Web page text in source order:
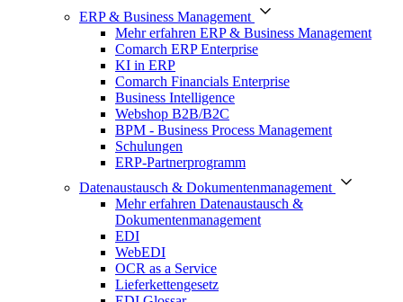
ERP & Business Management
Mehr erfahren ERP & Business Management
Comarch ERP Enterprise
KI in ERP
Comarch Financials Enterprise
Business Intelligence
Webshop B2B/B2C
BPM - Business Process Management
Schulungen
ERP-Partnerprogramm
Datenaustausch & Dokumentenmanagement
Mehr erfahren Datenaustausch &
Dokumentenmanagement
EDI
WebEDI
OCR as a Service
Lieferkettengesetz